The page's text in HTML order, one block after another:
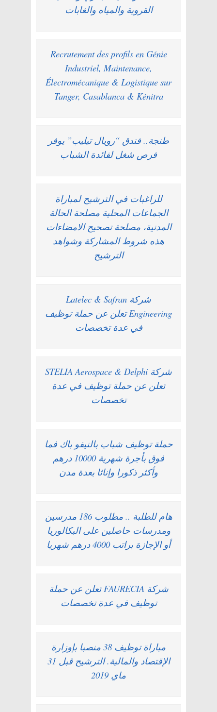
القروية والمياه والغابات
Recrutement des profils en Génie
Industriel, Maintenance,
Électromécanique & Logistique sur
Tanger, Casablanca & Kénitra
طنجة.. فندق “رويال تيليب” يوفر
فرص شغل لفائدة الشباب
للراغبات في الترشيح لمباراة
الجماعات المحلية مصلحة الحالة
المدنية، مصلحة تصحيح الامضاءات
هذه شروط المشاركة وشواهد
الترشيح
شركة Latelec & Safran
Engineering تعلن عن حملة توظيف
في عدة تخصصات
شركة STELIA Aerospace & Delphi
تعلن عن حملة توظيف في عدة
تخصصات
حملة توظيف شباب بالنيفو باك فما
فوق بأجرة شهرية 10000 درهم
وأكثر ذكورا وإناثا بعدة مدن
هام للطلبة .. مطلوب 186 مدرسين
ومدرسات حاصلين على البكالوريا
أو الإجازة براتب 4000 درهم شهريا
شركة FAURECIA تعلن عن حملة
توظيف في عدة تخصصات
مباراة توظيف 38 منصبا بإوزارة
الإقتصاد والمالية. الترشيح قبل 31
ماي 2019